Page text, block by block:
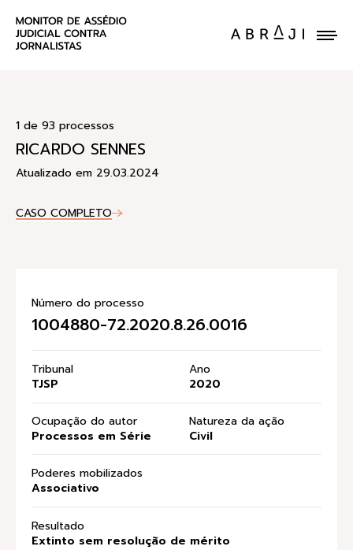
ENVIE UM CASO
1 de 93 processos
RICARDO SENNES
Atualizado em 29.03.2024
CASO COMPLETO
Número do processo
1004880-72.2020.8.26.0016
Tribunal
TJSP
Ano
2020
Ocupação do autor
Processos em Série
Natureza da ação
Civil
Poderes mobilizados
Associativo
Resultado
Extinto sem resolução de mérito